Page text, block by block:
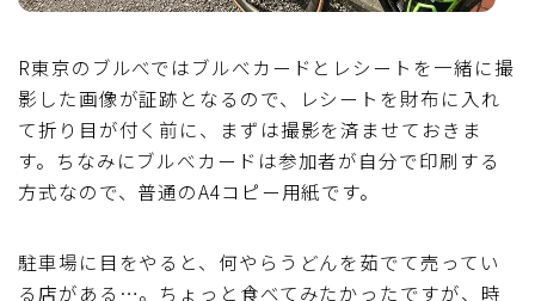
R東京のブルべではブルべカードとレシートを一緒に撮
影した画像が証跡となるので、レシートを財布に入れ
て折り目が付く前に、まずは撮影を済ませておきま
す。ちなみにブルべカードは参加者が自分で印刷する
方式なので、普通のA4コピー用紙です。
駐車場に目をやると、何やらうどんを茹でて売ってい
る店がある…。ちょっと食べてみたかったですが、時